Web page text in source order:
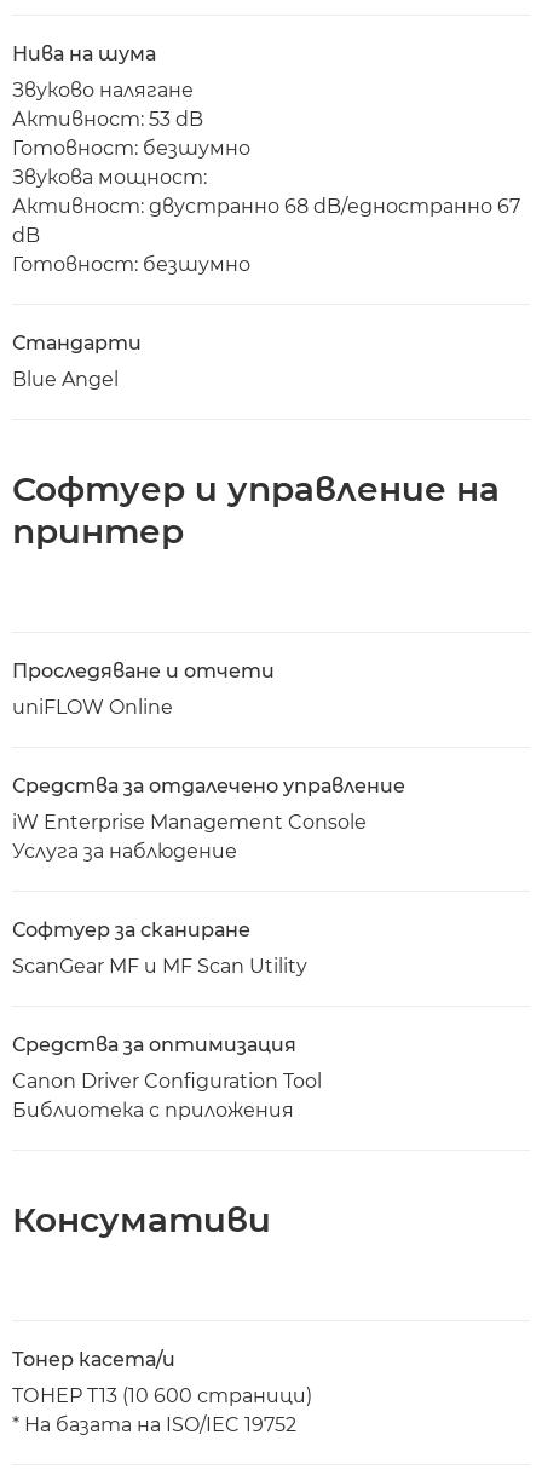
Нива на шума
Звуково налягане
Активност: 53 dB
Готовност: безшумно
Звукова мощност:
Активност: двустранно 68 dB/едностранно 67
dB
Готовност: безшумно
Стандарти
Blue Angel
Софтуер и управление на
принтер
Проследяване и отчети
uniFLOW Online
Средства за отдалечено управление
iW Enterprise Management Console
Услуга за наблюдение
Софтуер за сканиране
ScanGear MF и MF Scan Utility
Средства за оптимизация
Canon Driver Configuration Tool
Библиотека с приложения
Консумативи
Тонер касета/и
ТОНЕР T13 (10 600 страници)
* На базата на ISO/IEC 19752